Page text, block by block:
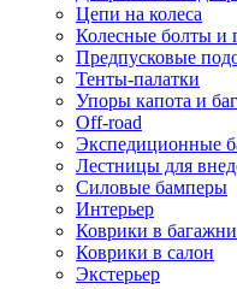
Цепи на колеса
Колесные болты и
Предпусковые
Тенты-палатки
Упоры капота и
Off-road
Экспедиционные
Лестницы для
Силовые бамперы
Интерьер
Коврики в
Коврики в салон
Экстерьер